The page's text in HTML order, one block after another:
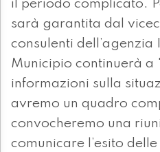
il periodo complicato.
sarà garantita dal
consulenti dell’agenzia
Municipio continuerà a
informazioni sulla
avremo un quadro
convocheremo una
comunicare l’esito